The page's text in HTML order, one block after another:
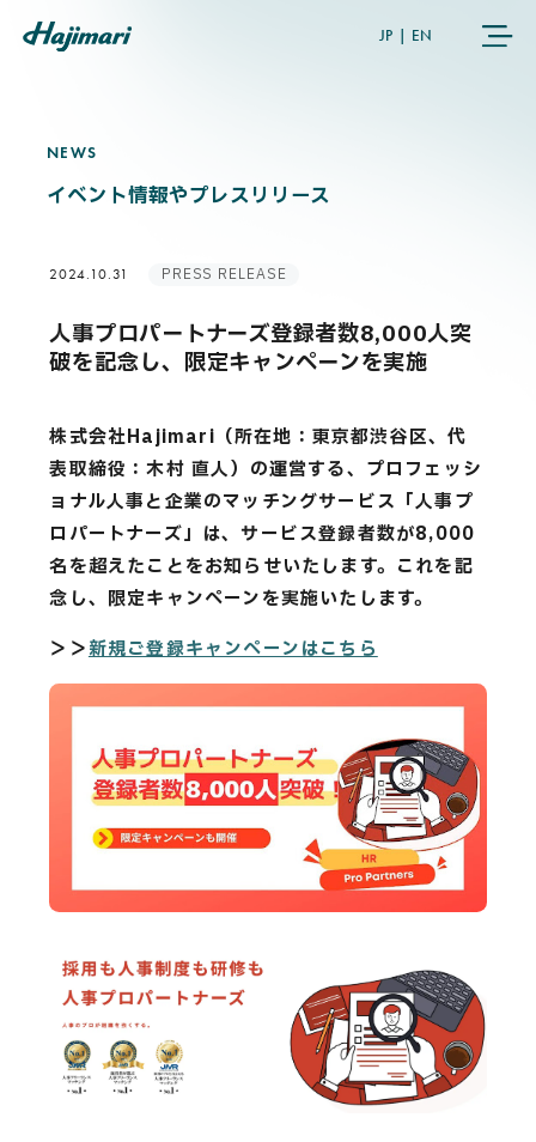
JP EN
COMPANY
NEWS
MEMBERS
CAREERS
CONTACT
Privacy Policy
Security Action
NEWS
NEWS
イベント情報やプレスリリース
2024.10.31 PRESS RELEASE
人事プロパートナーズ登録者数8,000人突
破を記念し、限定キャンペーンを実施
株式会社Hajimari（所在地：東京都渋谷区、代
表取締役：木村 直人）の運営する、プロフェッシ
ョナル人事と企業のマッチングサービス「人事プ
ロパートナーズ」は、サービス登録者数が8,000
名を超えたことをお知らせいたします。これを記
念し、限定キャンペーンを実施いたします。
＞＞新規ご登録キャンペーンはこちら